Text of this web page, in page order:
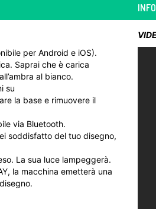
per Android e iOS).
Saprai che è carica
al bianco.
su
la base e rimuovere il
via Bluetooth.
soddisfatto del tuo disegno,
La sua luce lampeggerà.
la macchina emetterà una